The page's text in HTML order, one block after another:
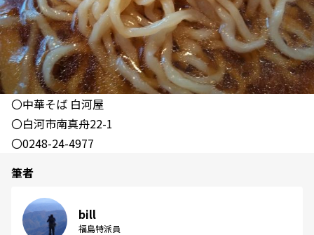
〇中華そば 白河屋
〇白河市南真舟22-1
〇0248-24-4977
筆者
bill
福島特派員